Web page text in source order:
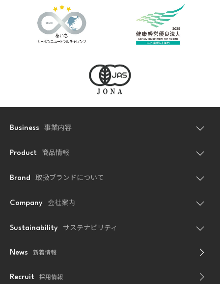
Business 事業内容
Product 商品情報
Brand 取扱ブランドについて
Company 会社案内
Sustainability サステナビリティ
News 新着情報
Recruit 採用情報